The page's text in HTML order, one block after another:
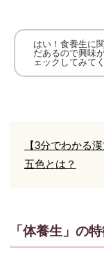
はい！食養生に
だあるので興味
ェックしてみて
【3分でわかる
五色とは？
「体養生」の